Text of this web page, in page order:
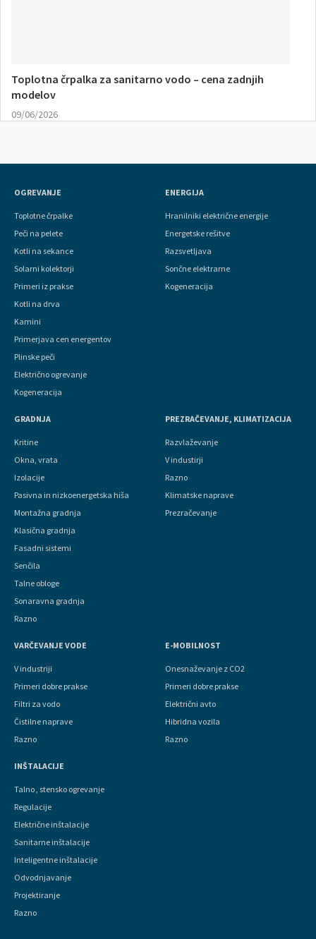
Toplotna črpalka za sanitarno vodo – cena zadnjih
modelov
09/06/2026
OGREVANJE
Toplotne črpalke
Peči na pelete
Kotli na sekance
Solarni kolektorji
Primeri iz prakse
Kotli na drva
Kamini
Primerjava cen energentov
Plinske peči
Električno ogrevanje
Kogeneracija
ENERGIJA
Hranilniki električne energije
Energetske rešitve
Razsvetljava
Sončne elektrarne
Kogeneracija
GRADNJA
Kritine
Okna, vrata
Izolacije
Pasivna in nizkoenergetska hiša
Montažna gradnja
Klasična gradnja
Fasadni sistemi
Senčila
Talne obloge
Sonaravna gradnja
Razno
PREZRAČEVANJE, KLIMATIZACIJA
Razvlaževanje
V industirji
Razno
Klimatske naprave
Prezračevanje
VARČEVANJE VODE
V industriji
Primeri dobre prakse
Filtri za vodo
Čistilne naprave
Razno
E-MOBILNOST
Onesnaževanje z CO2
Primeri dobre prakse
Električni avto
Hibridna vozila
Razno
INŠTALACIJE
Talno , stensko ogrevanje
Regulacije
Električne inštalacije
Sanitarne inštalacije
Inteligentne inštalacije
Odvodnjavanje
Projektiranje
Razno